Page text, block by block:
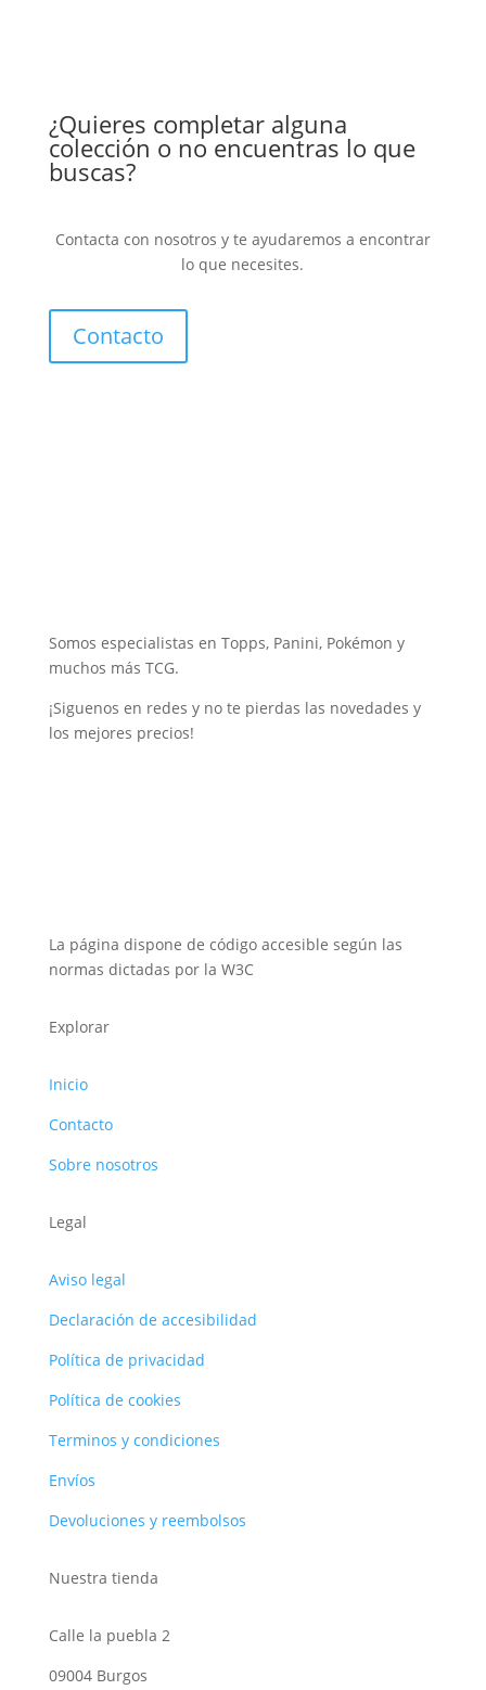
¿Quieres completar alguna
colección o no encuentras lo que
buscas?
Contacta con nosotros y te ayudaremos a encontrar
lo que necesites.
Contacto
Somos especialistas en Topps, Panini, Pokémon y
muchos más TCG.
¡Siguenos en redes y no te pierdas las novedades y
los mejores precios!
La página dispone de código accesible según las
normas dictadas por la W3C
Explorar
Inicio
Contacto
Sobre nosotros
Legal
Aviso legal
Declaración de accesibilidad
Política de privacidad
Política de cookies
Terminos y condiciones
Envíos
Devoluciones y reembolsos
Nuestra tienda
Calle la puebla 2
09004 Burgos